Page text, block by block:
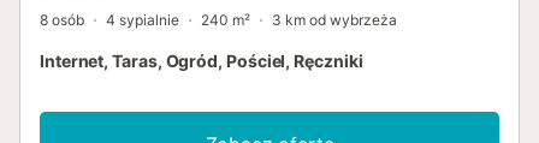
8 osób 4 sypialnie 240 m² 3 km od wybrzeża
Internet, Taras, Ogród, Pościel, Ręczniki